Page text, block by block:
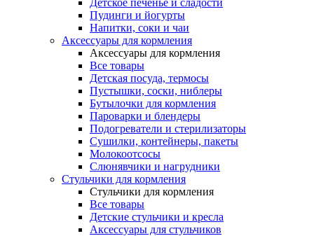
Детское печенье и сладости
Пудинги и йогурты
Напитки, соки и чаи
Аксессуары для кормления
Аксессуары для кормления
Все товары
Детская посуда, термосы
Пустышки, соски, ниблеры
Бутылочки для кормления
Пароварки и блендеры
Подогреватели и стерилизаторы
Сушилки, контейнеры, пакеты
Молокоотсосы
Слюнявчики и нагрудники
Стульчики для кормления
Стульчики для кормления
Все товары
Детские стульчики и кресла
Аксессуары для стульчиков